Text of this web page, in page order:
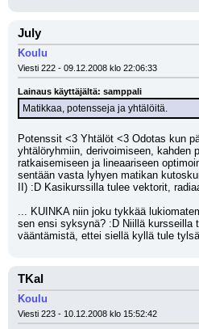
July
Koulu
Viesti 222 - 09.12.2008 klo 22:06:33
Lainaus käyttäjältä: samppali
Matikkaa, potensseja ja yhtälöitä.
Potenssit <3 Yhtälöt <3 Odotas kun
yhtälöryhmiin, derivoimiseen, kahden
ratkaisemiseen ja lineaariseen
sentään vasta lyhyen matikan
II) :D Kasikurssilla tulee vektorit,
... KUINKA niin joku tykkää
sen ensi syksynä? :D Niillä kursseilla
vääntämistä, ettei siellä kyllä tule
TKal
Koulu
Viesti 223 - 10.12.2008 klo 15:52:42